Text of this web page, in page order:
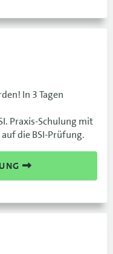
In 3 Tagen
Praxis-Schulung mit
die BSI-Prüfung.